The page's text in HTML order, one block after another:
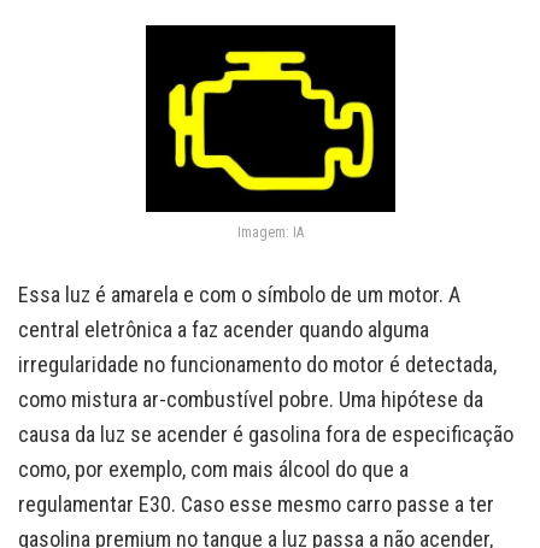
Imagem: IA
Essa luz é amarela e com o símbolo de um motor. A
central eletrônica a faz acender quando alguma
irregularidade no funcionamento do motor é detectada,
como mistura ar-combustível pobre. Uma hipótese da
causa da luz se acender é gasolina fora de especificação
como, por exemplo, com mais álcool do que a
regulamentar E30. Caso esse mesmo carro passe a ter
gasolina premium no tanque a luz passa a não acender,